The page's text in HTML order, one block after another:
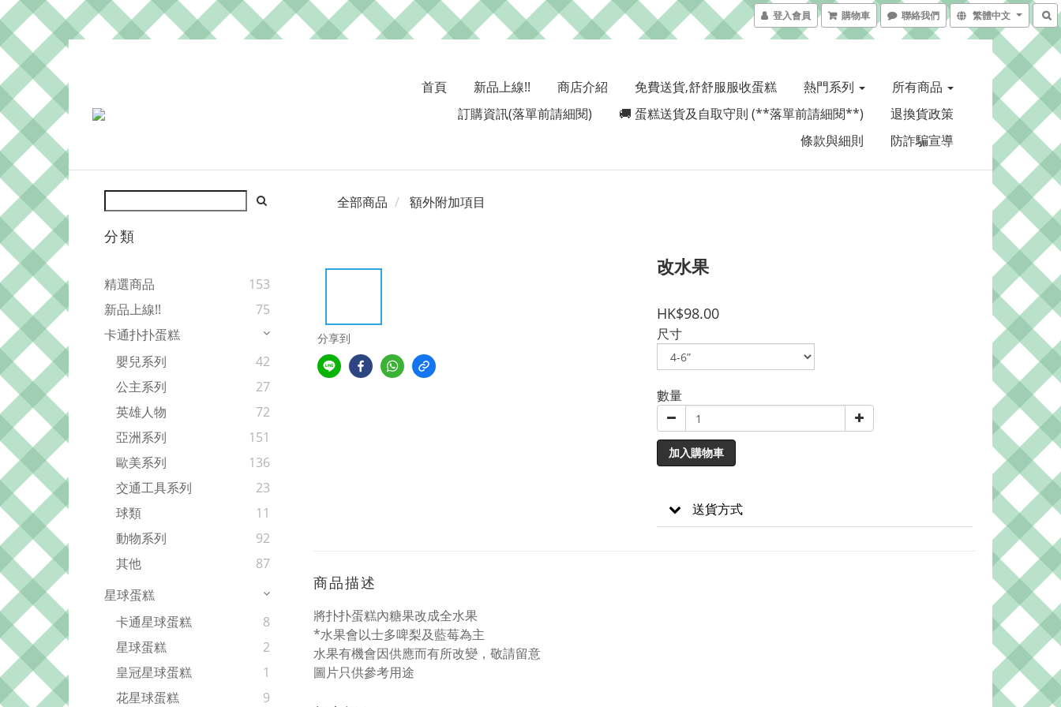
登入會員 購物車 聯絡我們 繁體中文
首頁 新品上線!! 商店介紹 免費送貨,舒舒服服收蛋糕 熱門系列
所有商品
訂購資訊(落單前請細閱)
🚚 蛋糕送貨及自取守則 (**落單前請細閱**)
退換貨政策
條款與細則
防詐騙宣導
分類
精選商品
153
新品上線!!
75
卡通扑扑蛋糕
嬰兒系列
42
公主系列
27
英雄人物
72
亞洲系列
151
歐美系列
136
交通工具系列
23
球類
11
動物系列
92
其他
87
星球蛋糕
卡通星球蛋糕
8
星球蛋糕
2
皇冠星球蛋糕
1
花星球蛋糕
9
全部商品 額外附加項目
分享到
改水果
HK$98.00
尺寸
數量
加入購物車
送貨方式
商品描述
將扑扑蛋糕內糖果改成全水果
*水果會以士多啤梨及藍莓為主
水果有機會因供應而有所改變，敬請留意
圖片只供參考用途